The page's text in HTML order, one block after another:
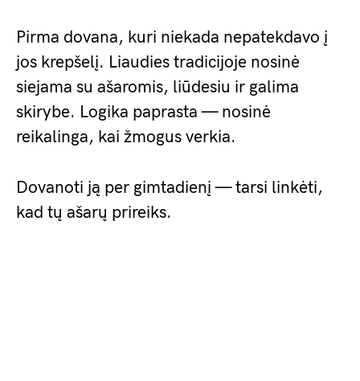
Pirma dovana, kuri niekada nepatekdavo į
jos krepšelį. Liaudies tradicijoje nosinė
siejama su ašaromis, liūdesiu ir galima
skirybe. Logika paprasta — nosinė
reikalinga, kai žmogus verkia.
Dovanoti ją per gimtadienį — tarsi linkėti,
kad tų ašarų prireiks.